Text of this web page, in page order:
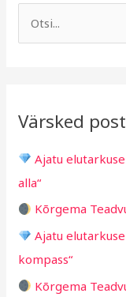
c
o
r
:
Värsked
Ajatu
alla“
Kõrgema
Ajatu
kompass“
Kõrgema
g
i
d